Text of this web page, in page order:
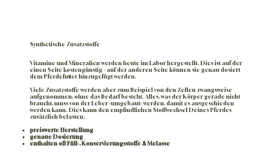
Synthetische Zusatzstoffe
Vitamine und Mineralien werden heute im Labor hergestellt. Dies ist auf der
einen Seite kostengünstig - auf der anderen Seite können sie genau dosiert
dem Pferdefutter hinzugefügt werden.
Viele Zusatzstoffe werden aber zum Beispiel von den Zellen zwangsweise
aufgenommen, ohne das Bedarf besteht. Alles, was der Körper gerade nicht
braucht, muss von der Leber «umgebaut» werden, damit es ausgeschieden
werden kann. Dies kann den empfindlichen Stoffwechsel Deines Pferdes
zusätzlich belasten.
preiswerte Herstellung
genaue Dosierung
enthalten oft Füll-, Konservierungsstoffe & Melasse